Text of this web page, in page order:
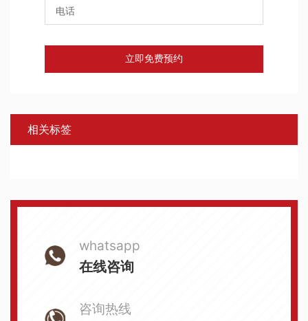
立即免费预约
相关标签
whatsapp
在线咨询
咨询热线